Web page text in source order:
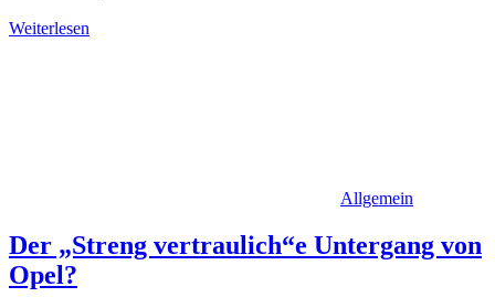
Weiterlesen
Allgemein
Der „Streng vertraulich“e Untergang von
Opel?